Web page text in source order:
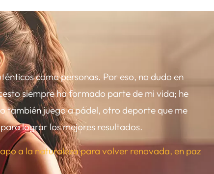
como personas. Por eso, no dudo en
siempre ha formado parte de mi vida; he
también juego a pádel, otro deporte que me
lograr los mejores resultados.
a la naturaleza para volver renovada, en paz